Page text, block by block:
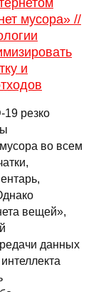
мусора» //
и
резко
во всем
вещей»,
данных